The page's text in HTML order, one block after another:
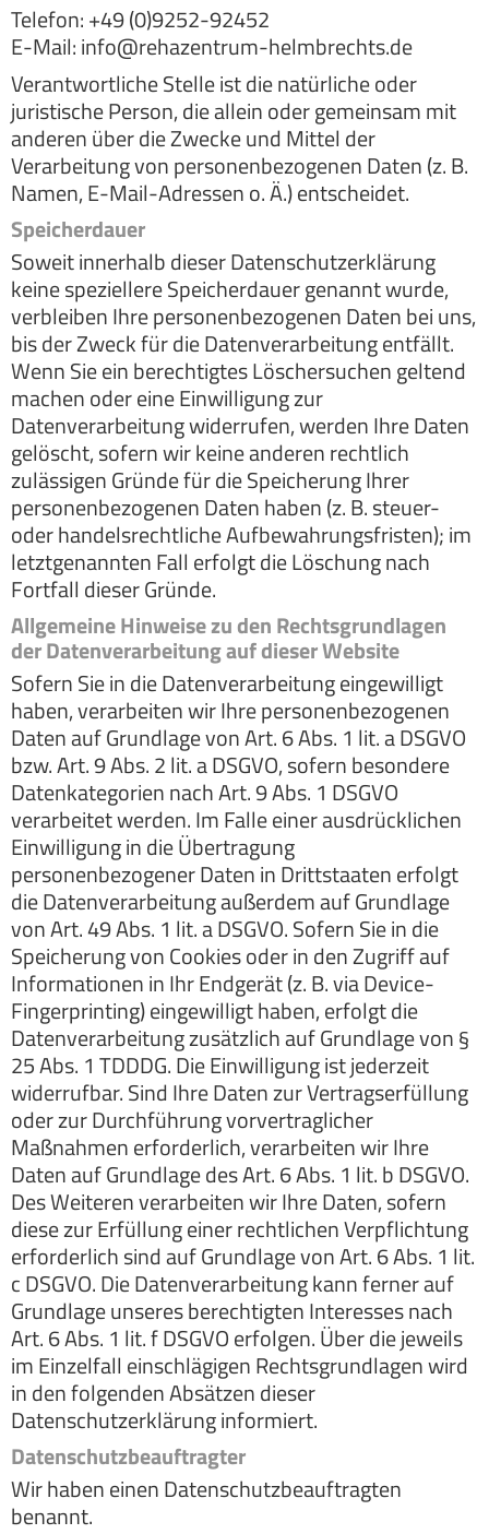
Telefon: +49 (0)9252-92452
E-Mail: info@rehazentrum-helmbrechts.de
Verantwortliche Stelle ist die natürliche oder
juristische Person, die allein oder gemeinsam mit
anderen über die Zwecke und Mittel der
Verarbeitung von personenbezogenen Daten (z. B.
Namen, E-Mail-Adressen o. Ä.) entscheidet.
Speicherdauer
Soweit innerhalb dieser Datenschutzerklärung
keine speziellere Speicherdauer genannt wurde,
verbleiben Ihre personenbezogenen Daten bei uns,
bis der Zweck für die Datenverarbeitung entfällt.
Wenn Sie ein berechtigtes Löschersuchen geltend
machen oder eine Einwilligung zur
Datenverarbeitung widerrufen, werden Ihre Daten
gelöscht, sofern wir keine anderen rechtlich
zulässigen Gründe für die Speicherung Ihrer
personenbezogenen Daten haben (z. B. steuer-
oder handelsrechtliche Aufbewahrungsfristen); im
letztgenannten Fall erfolgt die Löschung nach
Fortfall dieser Gründe.
Allgemeine Hinweise zu den Rechtsgrundlagen
der Datenverarbeitung auf dieser Website
Sofern Sie in die Datenverarbeitung eingewilligt
haben, verarbeiten wir Ihre personenbezogenen
Daten auf Grundlage von Art. 6 Abs. 1 lit. a DSGVO
bzw. Art. 9 Abs. 2 lit. a DSGVO, sofern besondere
Datenkategorien nach Art. 9 Abs. 1 DSGVO
verarbeitet werden. Im Falle einer ausdrücklichen
Einwilligung in die Übertragung
personenbezogener Daten in Drittstaaten erfolgt
die Datenverarbeitung außerdem auf Grundlage
von Art. 49 Abs. 1 lit. a DSGVO. Sofern Sie in die
Speicherung von Cookies oder in den Zugriff auf
Informationen in Ihr Endgerät (z. B. via Device-
Fingerprinting) eingewilligt haben, erfolgt die
Datenverarbeitung zusätzlich auf Grundlage von §
25 Abs. 1 TDDDG. Die Einwilligung ist jederzeit
widerrufbar. Sind Ihre Daten zur Vertragserfüllung
oder zur Durchführung vorvertraglicher
Maßnahmen erforderlich, verarbeiten wir Ihre
Daten auf Grundlage des Art. 6 Abs. 1 lit. b DSGVO.
Des Weiteren verarbeiten wir Ihre Daten, sofern
diese zur Erfüllung einer rechtlichen Verpflichtung
erforderlich sind auf Grundlage von Art. 6 Abs. 1 lit.
c DSGVO. Die Datenverarbeitung kann ferner auf
Grundlage unseres berechtigten Interesses nach
Art. 6 Abs. 1 lit. f DSGVO erfolgen. Über die jeweils
im Einzelfall einschlägigen Rechtsgrundlagen wird
in den folgenden Absätzen dieser
Datenschutzerklärung informiert.
Datenschutz­beauftragter
Wir haben einen Datenschutzbeauftragten
benannt.